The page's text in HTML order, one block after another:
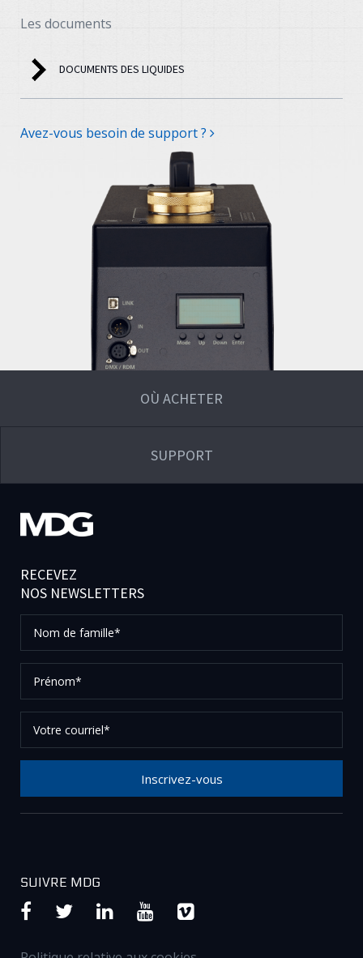
Les documents
DOCUMENTS DES LIQUIDES
Avez-vous besoin de support ?
OÙ ACHETER
SUPPORT
RECEVEZ
NOS NEWSLETTERS
de
famille*
Prénom*
courriel*
Inscrivez-vous
SUIVRE MDG